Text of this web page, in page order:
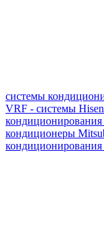
системы
VRF - системы
кондиционирования
кондиционеры
кондиционирования